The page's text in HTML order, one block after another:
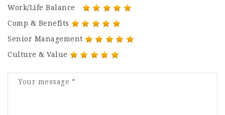
Work/Life Balance
Comp & Benefits
Senior Management
Culture & Value